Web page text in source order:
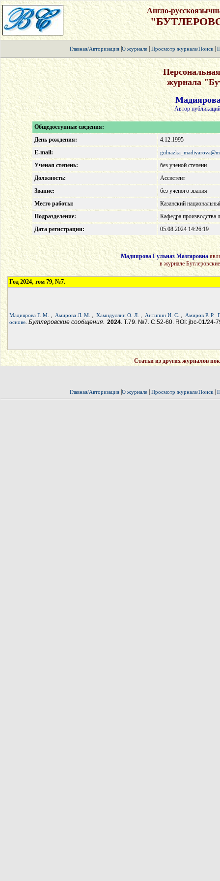
Англо-
Главная/Авторизация| О журнале| Просмотр журнала/Поиск|
журнала
Автор
Общедоступные сведения:
День рождения:
4.12.1995
E-mail:
Ученая степень:
без ученой степени
Должность:
Ассистент
Звание:
без ученого звания
Место работы:
Казанский
Подразделение:
Кафедра производства
Дата регистрации:
05.08.2024 14:26:19
Мадиярова Гульназ Мазгаровна
в журнале
Год 2024, том 79, №7.
Мадиярова Г. М. , Амирова Л. М. , Хамидуллин О. Л. , Антипин И. С. , Амиров Р. Р.
основе. Бутлеровские сообщения. 2024. Т.79. №7. С.52-60. ROI: jbc-01/24-
Статьи из других журналов
Главная/Авторизация| О журнале| Просмотр журнала/Поиск|